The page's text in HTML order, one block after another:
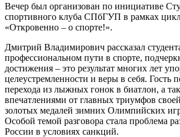
Вечер был организован по инициативе
спортивного клуба СПбГУП в рамках
«Откровенно – о спорте!».
Дмитрий Владимирович рассказал
профессиональном пути в спорте,
достижения – это результат многих лет
целеустремленности и веры в себя. Гость
перехода из лыжных гонок в биатлон, а
впечатлениями от главных триумфов
золотых медалей зимних Олимпийских игр
Особой темой разговора стала проблема
России в условиях санкций.